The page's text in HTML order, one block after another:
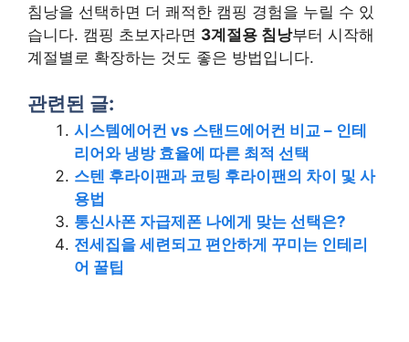
침낭을 선택하면 더 쾌적한 캠핑 경험을 누릴 수 있
습니다. 캠핑 초보자라면 3계절용 침낭부터 시작해
계절별로 확장하는 것도 좋은 방법입니다.
관련된 글:
시스템에어컨 vs 스탠드에어컨 비교 – 인테
리어와 냉방 효율에 따른 최적 선택
스텐 후라이팬과 코팅 후라이팬의 차이 및 사
용법
통신사폰 자급제폰 나에게 맞는 선택은?
전세집을 세련되고 편안하게 꾸미는 인테리
어 꿀팁